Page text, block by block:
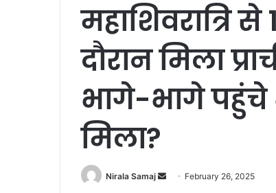
महाशिवरात्रि
दौरान मिला
भागे-भागे पहुंचे
मिला?
Nirala Samaj
Send February 26, 2025